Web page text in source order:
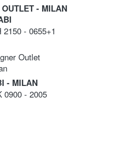
- MILAN
2150 - 0655+1
Outlet
- MILAN
0900 - 2005